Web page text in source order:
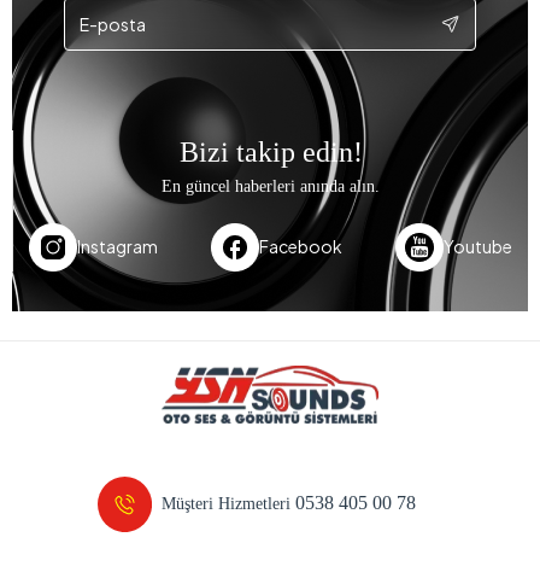
Bizi takip edin!
En güncel haberleri anında alın.
Instagram Facebook Youtube
Müşteri Hizmetleri0538 405 00 78